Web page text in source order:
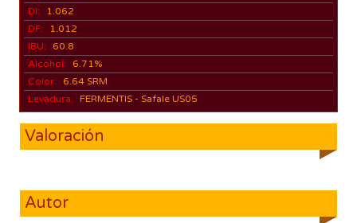
DI:
1.062
DF:
1.012
IBU:
60.8
Alcohol:
6.71%
Color:
6.64 SRM
Levadura: FERMENTIS - Safale US05
Valoración
Autor